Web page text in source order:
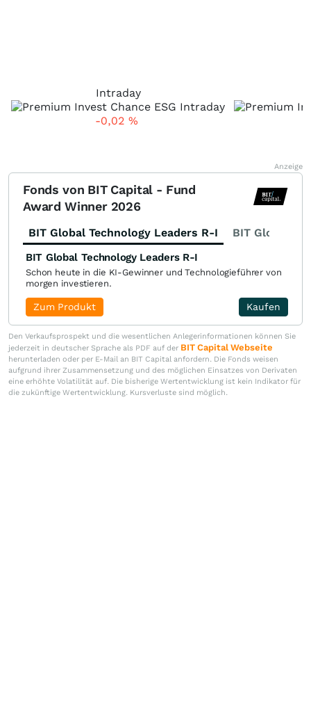
Intraday
-0,02 %
Anzeige
Fonds von BIT Capital - Fund
Award Winner 2026
BIT Global Technology Leaders R-I BIT Global
BIT Global Technology Leaders R-I
Schon heute in die KI-Gewinner und Technologieführer von
morgen investieren.
Kaufen
Zum Produkt
Den Verkaufsprospekt und die wesentlichen Anlegerinformationen können Sie
jederzeit in deutscher Sprache als PDF auf der BIT Capital Webseite
herunterladen oder per E-Mail an BIT Capital anfordern. Die Fonds weisen
aufgrund ihrer Zusammensetzung und des möglichen Einsatzes von Derivaten
eine erhöhte Volatilität auf. Die bisherige Wertentwicklung ist kein Indikator für
die zukünftige Wertentwicklung. Kursverluste sind möglich.